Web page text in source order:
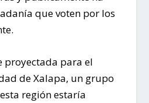
que voten por los
proyectada para el
de Xalapa, un grupo
región estaría